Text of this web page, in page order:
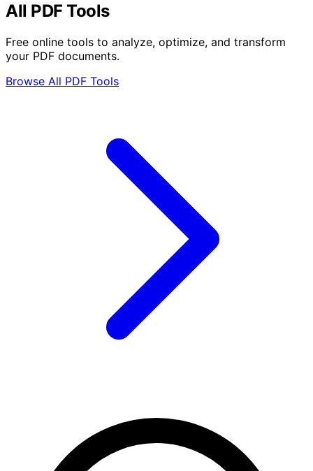
All PDF Tools
Free online tools to analyze, optimize, and transform
your PDF documents.
Browse All PDF Tools